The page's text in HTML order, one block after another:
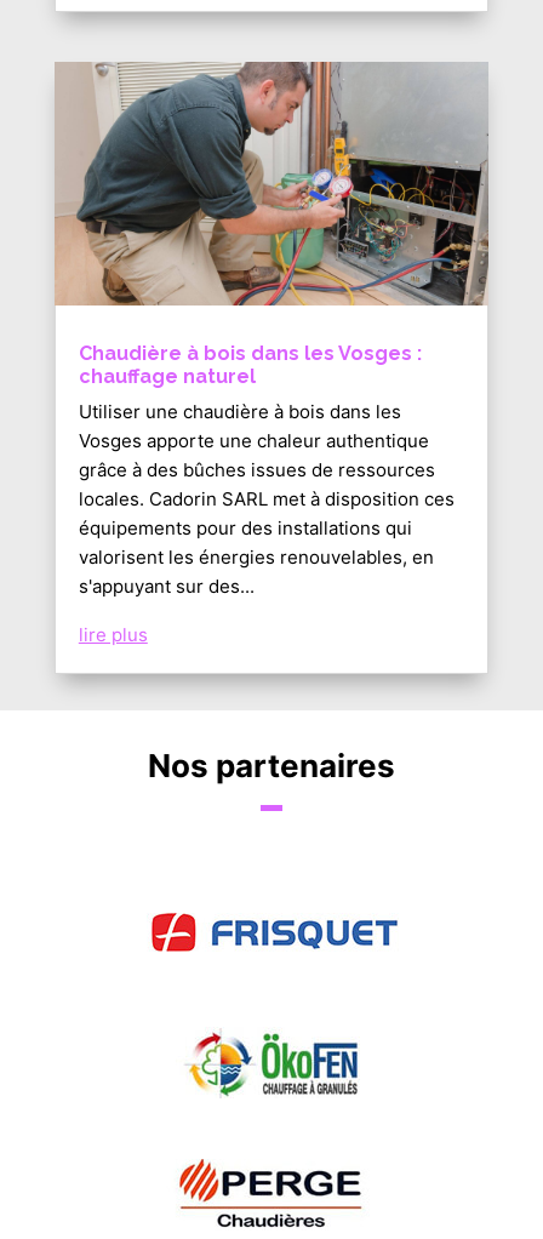
Chaudière à bois dans les Vosges :
chauffage naturel
Utiliser une chaudière à bois dans les
Vosges apporte une chaleur authentique
grâce à des bûches issues de ressources
locales. Cadorin SARL met à disposition ces
équipements pour des installations qui
valorisent les énergies renouvelables, en
s'appuyant sur des...
lire plus
Nos partenaires